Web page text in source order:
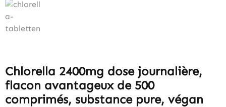
Chlorella 2400mg dose journalière,
flacon avantageux de 500
comprimés, substance pure, végan